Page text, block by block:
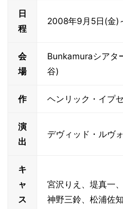
日
程
2008年9月5日(金)
会
場
Bunkamuraシアタ
谷)
作 ヘンリック・イプ
演
出
デヴィッド・ルヴ
キ
ャ
ス
宮沢りえ、堤真一
神野三鈴、松浦佐